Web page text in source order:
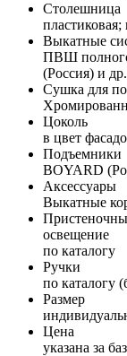
Столешница
Выкатные
ПВШ
(Россия) и др.
Сушка для
Цоколь
в цвет
Подъемники
BOYARD
Аксессуары
Выкатные
освещение
по каталогу
Ручки
по каталогу
Размер
Цена
указана за